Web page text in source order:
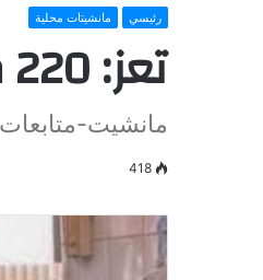
رئيسي مانشيتات محلية
تعز: 220 مريضًا بالفشل الكلوي مهددون بالموت
مانشيت-متابعات
418